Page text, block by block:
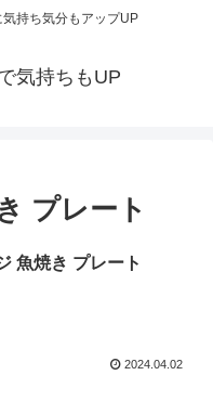
持ち気分もアップUP
気持ちもUP
プレート
魚焼き プレート
2024.04.02